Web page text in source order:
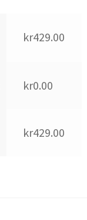
kr429.00
kr0.00
kr429.00